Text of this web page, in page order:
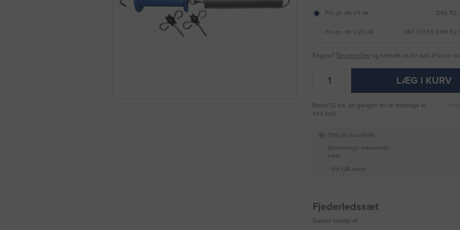
Pris pr. stk v/1 stk DKK
Pris pr. stk v/20 stk DKK 103,69 (DKK
Engros? Se mere her og kontakt os for køb af store
LÆG I KURV
Bestil 12 stk. ad gangen for at modtage et
helt kolli.
Tilføj til favoritliste
Sammenlign markerede
varer
Vis QR-kode
Fjederledssæt
Sættet består af: